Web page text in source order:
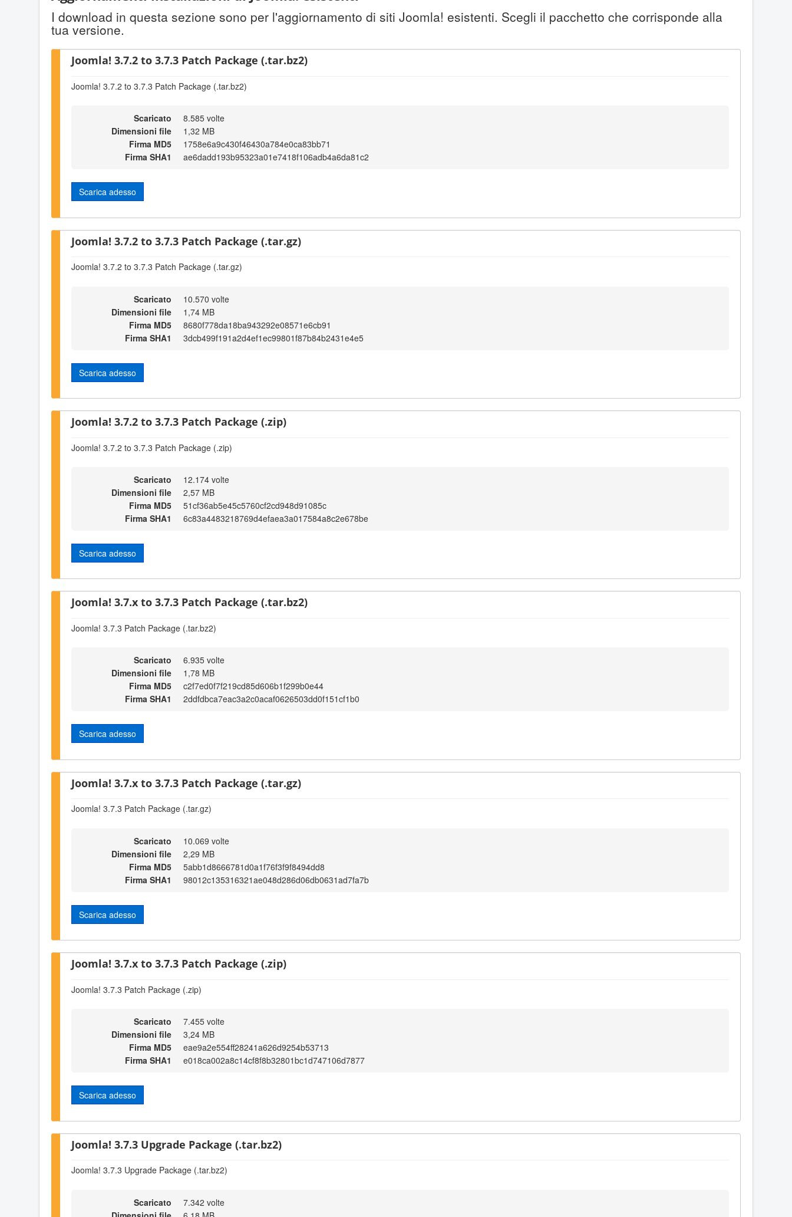
I download in questa sezione sono per l'aggiornamento di siti Joomla! esistenti. Scegli il pacchetto che corrisponde alla
tua versione.
Joomla! 3.7.2 to 3.7.3 Patch Package (.tar.bz2)
Joomla! 3.7.2 to 3.7.3 Patch Package (.tar.bz2)
Scaricato
8.585 volte
Dimensioni file
1,32 MB
Firma MD5
1758e6a9c430f46430a784e0ca83bb71
Firma SHA1
ae6dadd193b95323a01e7418f106adb4a6da81c2
Scarica adesso
Joomla! 3.7.2 to 3.7.3 Patch Package (.tar.gz)
Joomla! 3.7.2 to 3.7.3 Patch Package (.tar.gz)
Scaricato
10.570 volte
Dimensioni file
1,74 MB
Firma MD5
8680f778da18ba943292e08571e6cb91
Firma SHA1
3dcb499f191a2d4ef1ec99801f87b84b2431e4e5
Scarica adesso
Joomla! 3.7.2 to 3.7.3 Patch Package (.zip)
Joomla! 3.7.2 to 3.7.3 Patch Package (.zip)
Scaricato
12.174 volte
Dimensioni file
2,57 MB
Firma MD5
51cf36ab5e45c5760cf2cd948d91085c
Firma SHA1
6c83a4483218769d4efaea3a017584a8c2e678be
Scarica adesso
Joomla! 3.7.x to 3.7.3 Patch Package (.tar.bz2)
Joomla! 3.7.3 Patch Package (.tar.bz2)
Scaricato
6.935 volte
Dimensioni file
1,78 MB
Firma MD5
c2f7ed0f7f219cd85d606b1f299b0e44
Firma SHA1
2ddfdbca7eac3a2c0acaf0626503dd0f151cf1b0
Scarica adesso
Joomla! 3.7.x to 3.7.3 Patch Package (.tar.gz)
Joomla! 3.7.3 Patch Package (.tar.gz)
Scaricato
10.069 volte
Dimensioni file
2,29 MB
Firma MD5
5abb1d8666781d0a1f76f3f9f8494dd8
Firma SHA1
98012c135316321ae048d286d06db0631ad7fa7b
Scarica adesso
Joomla! 3.7.x to 3.7.3 Patch Package (.zip)
Joomla! 3.7.3 Patch Package (.zip)
Scaricato
7.455 volte
Dimensioni file
3,24 MB
Firma MD5
eae9a2e554ff28241a626d9254b53713
Firma SHA1
e018ca002a8c14cf8f8b32801bc1d747106d7877
Scarica adesso
Joomla! 3.7.3 Upgrade Package (.tar.bz2)
Joomla! 3.7.3 Upgrade Package (.tar.bz2)
Scaricato
7.342 volte